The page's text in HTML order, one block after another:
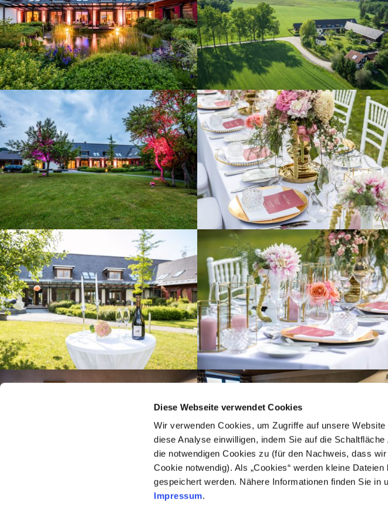
Diese Webseite verwendet Cookies
Wir verwenden Cookies, um Zugriffe auf unsere
diese Analyse einwilligen, indem Sie auf die
die notwendigen Cookies zu (für den Nachweis, dass
Cookie notwendig). Als „Cookies“ werden kleine
gespeichert werden. Nähere Informationen finden Sie in
Impressum.